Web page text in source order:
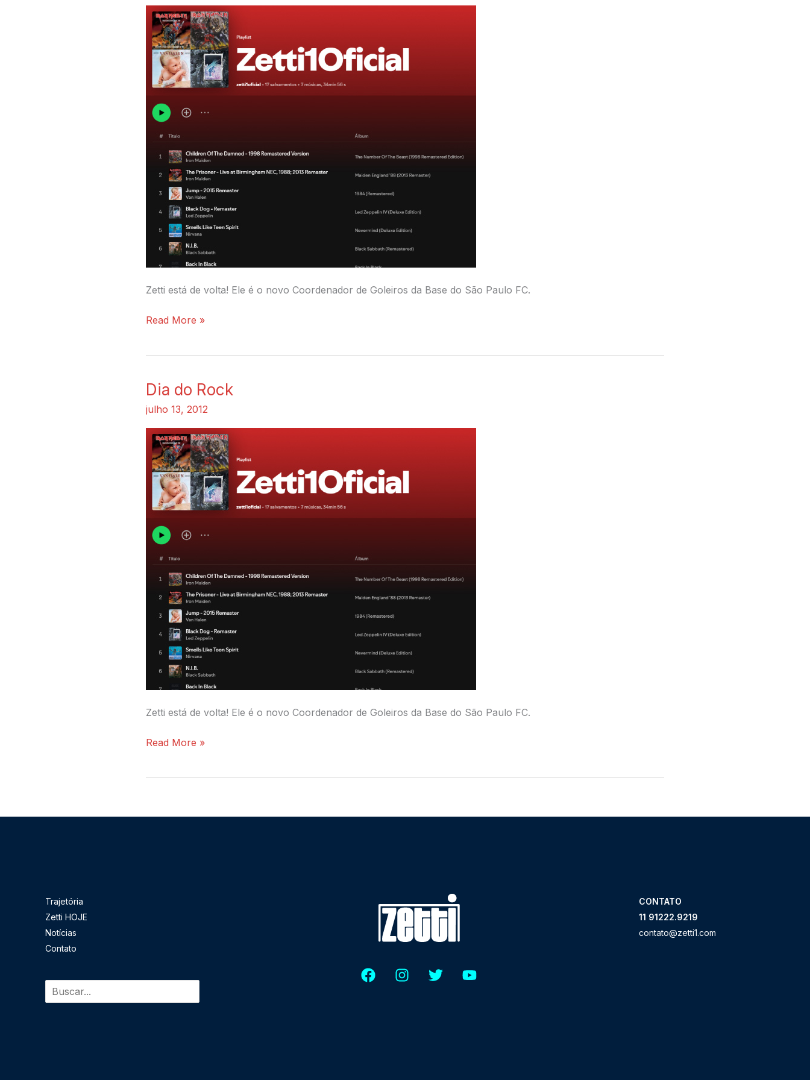
Zetti está de volta! Ele é o novo Coordenador de Goleiros da Base do São Paulo FC.
Read More »
Dia do Rock
julho 13, 2012
Zetti está de volta! Ele é o novo Coordenador de Goleiros da Base do São Paulo FC.
Dia
Rock
Read More »
Trajetória
Zetti HOJE
Notícias
Contato
Pesquisar
CONTATO
11 91222.9219
contato@zetti1.com